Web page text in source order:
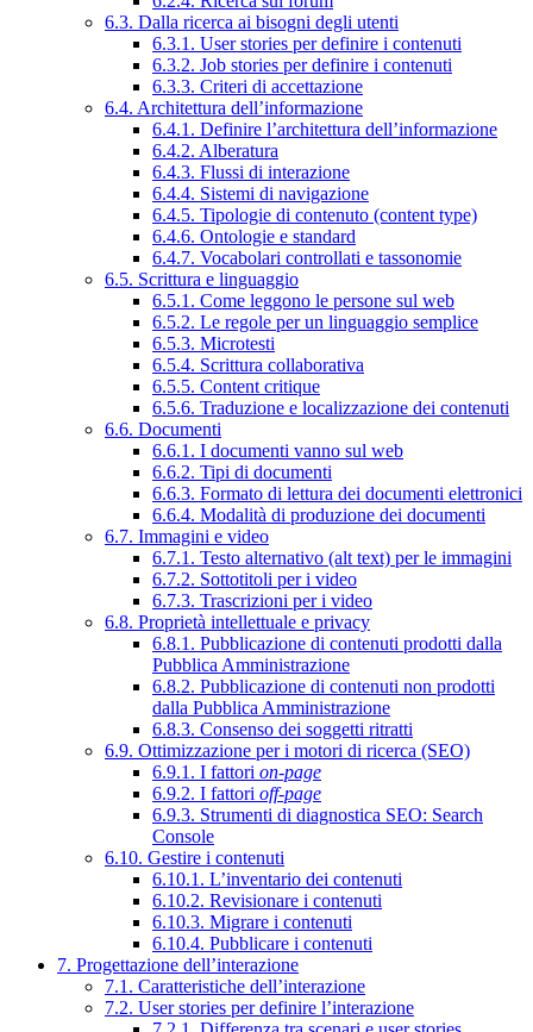
6.3. Dalla ricerca ai bisogni degli utenti
6.3.1. User stories per definire i contenuti
6.3.2. Job stories per definire i contenuti
6.3.3. Criteri di accettazione
6.4. Architettura dell’informazione
6.4.1. Definire l’architettura dell’informazione
6.4.2. Alberatura
6.4.3. Flussi di interazione
6.4.4. Sistemi di navigazione
6.4.5. Tipologie di contenuto (content type)
6.4.6. Ontologie e standard
6.4.7. Vocabolari controllati e tassonomie
6.5. Scrittura e linguaggio
6.5.1. Come leggono le persone sul web
6.5.2. Le regole per un linguaggio semplice
6.5.3. Microtesti
6.5.4. Scrittura collaborativa
6.5.5. Content critique
6.5.6. Traduzione e localizzazione dei contenuti
6.6. Documenti
6.6.1. I documenti vanno sul web
6.6.2. Tipi di documenti
6.6.3. Formato di lettura dei documenti elettronici
6.6.4. Modalità di produzione dei documenti
6.7. Immagini e video
6.7.1. Testo alternativo (alt text) per le immagini
6.7.2. Sottotitoli per i video
6.7.3. Trascrizioni per i video
6.8. Proprietà intellettuale e privacy
6.8.1. Pubblicazione di contenuti prodotti dalla
Pubblica Amministrazione
6.8.2. Pubblicazione di contenuti non prodotti
dalla Pubblica Amministrazione
6.8.3. Consenso dei soggetti ritratti
6.9. Ottimizzazione per i motori di ricerca (SEO)
6.9.1. I fattori on-page
6.9.2. I fattori off-page
6.9.3. Strumenti di diagnostica SEO: Search
Console
6.10. Gestire i contenuti
6.10.1. L’inventario dei contenuti
6.10.2. Revisionare i contenuti
6.10.3. Migrare i contenuti
6.10.4. Pubblicare i contenuti
7. Progettazione dell’interazione
7.1. Caratteristiche dell’interazione
7.2. User stories per definire l’interazione